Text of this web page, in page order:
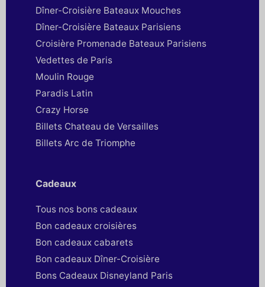
Dîner-Croisière Bateaux Mouches
Dîner-Croisière Bateaux Parisiens
Croisière Promenade Bateaux Parisiens
Vedettes de Paris
Moulin Rouge
Paradis Latin
Crazy Horse
Billets Chateau de Versailles
Billets Arc de Triomphe
Cadeaux
Tous nos bons cadeaux
Bon cadeaux croisières
Bon cadeaux cabarets
Bon cadeaux Dîner-Croisière
Bons Cadeaux Disneyland Paris